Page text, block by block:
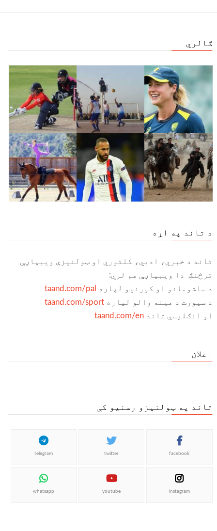
ګالري
د تاند په اړه
تاند د خبري، ادبي، کلتوري او ټولنیزې ویبپاڼې
ترڅنګ دا ویبپاڼې هم لري:
د ماشومانو او کورنیو لپاره
taand.com/pal
د سپورت د مینه والو لپارهtaand.com/sport
او انګلیسي تاندtaand.com/en
اعلان
تاند په ټولنیزو رسنیو کې
facebook
twitter
telegram
instagram
youtube
whatsapp